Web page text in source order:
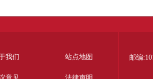
我们 站点地图 邮编